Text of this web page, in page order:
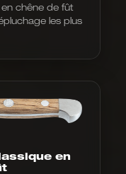
prix
:
100,00
chêne de fût
les plus
en